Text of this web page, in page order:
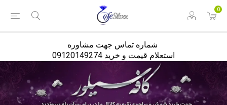
0
استعلام قیمت و خرید 09120149274